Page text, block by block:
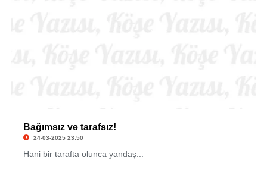
Bağımsız ve tarafsız!
24-03-2025 23:50
Hani bir tarafta olunca yandaş...